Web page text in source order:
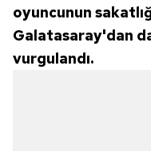
oyuncunun
Galatasaray'dan
vurgulandı.